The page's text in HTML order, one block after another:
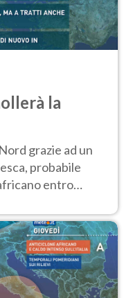
la
grazie ad un
probabile
entro